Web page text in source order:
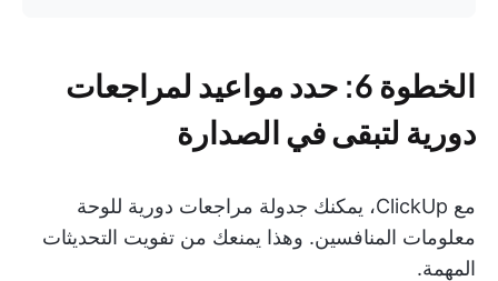
الخطوة 6: حدد مواعيد لمراجعات
دورية لتبقى في الصدارة
مع ClickUp، يمكنك جدولة مراجعات دورية للوحة
معلومات المنافسين. وهذا يمنعك من تفويت التحديثات
المهمة.